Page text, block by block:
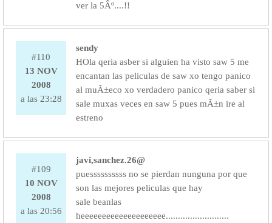
ver la 5Âº....!!
#110
13 NOV
2008
a las 23:28
sendy
HOla qeria asber si alguien ha visto saw 5 me
encantan las peliculas de saw xo tengo panico
al muÃ±eco xo verdadero panico qeria saber si
sale muxas veces en saw 5 pues mÃ±n ire al
estreno
#109
10 NOV
2008
a las 20:56
javi,sanchez.26@
puessssssssss no se pierdan nunguna por que
son las mejores peliculas que hay
sale beanlas
heeeeeeeeeeeeeeeeeeee..........................